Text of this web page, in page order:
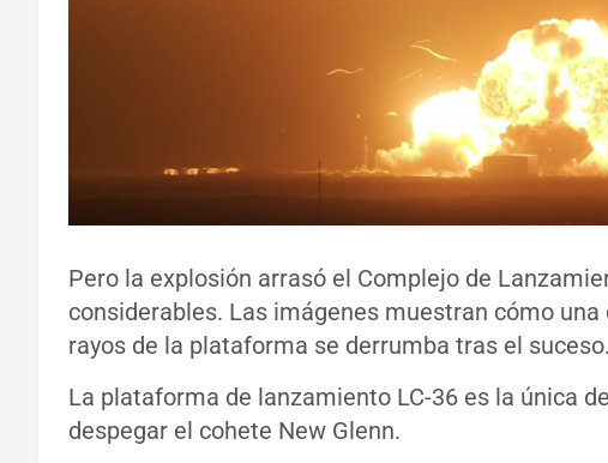
Pero la explosión arrasó el Complejo de
considerables. Las imágenes muestran cómo
rayos de la plataforma se derrumba tras el suceso.
La plataforma de lanzamiento LC-36 es la única
despegar el cohete New Glenn.